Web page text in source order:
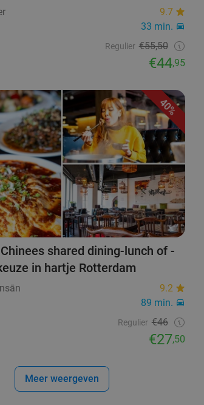
9.7
33 min.
Regulier €55,50
€44,95
40%
shared dining-lunch of -
in hartje Rotterdam
9.2
89 min.
Regulier €46
€27,50
Meer weergeven